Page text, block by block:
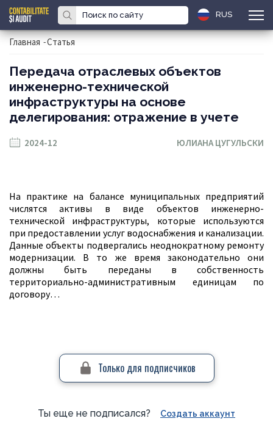
RUS
Главная -Статья
Передача отраслевых объектов
инженерно-технической
инфраструктуры на основе
делегирования: отражение в учете
2024-12 ЮЛИАНА ЦУГУЛЬСКИ
На практике на балансе муниципальных предприятий
числятся активы в виде объектов инженерно-
технической инфраструктуры, которые используются
при предоставлении услуг водоснабжения и канализации.
Данные объекты подвергались неоднократному ремонту
модернизации. В то же время законодательно они
должны быть переданы в собственность
территориально-административным единицам по
договору…
Только для подписчиков
Ты еще не подписался? Создать аккаунт